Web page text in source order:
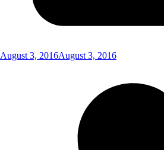
August 3, 2016August 3, 2016